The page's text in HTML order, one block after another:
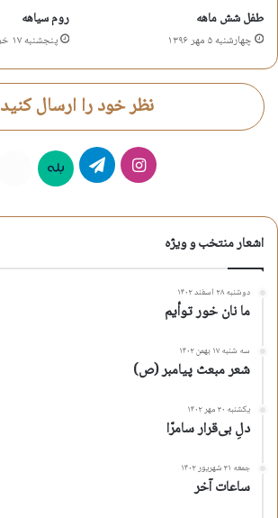
طفل شش ماهه
چهارشنبه ۵ مهر ۱۳۹۶
روم سیاهه
پنجشنبه ۱۷ خرداد ۱۳۹۷
نظر خود را ارسال کنید
اینستاگرامتلگرام بله
اشعار منتخب و ویژه
دوشنبه ۲۸ اسفند ۱۴۰۲
ما نان خور توأیم
سه شنبه ۱۷ بهمن ۱۴۰۲
شعر مبعث پیامبر (ص)
یکشنبه ۳۰ مهر ۱۴۰۲
دلِ بی‌قرار سامرّا
جمعه ۳۱ شهریور ۱۴۰۲
ساعات آخر